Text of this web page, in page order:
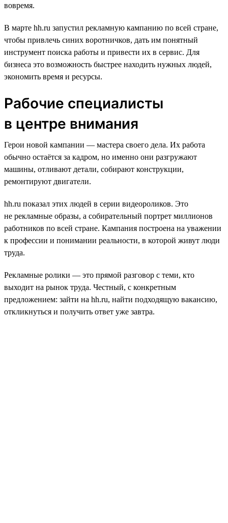
вовремя.
В марте hh.ru запустил рекламную кампанию по всей стране,
чтобы привлечь синих воротничков, дать им понятный
инструмент поиска работы и привести их в сервис. Для
бизнеса это возможность быстрее находить нужных людей,
экономить время и ресурсы.
Рабочие специалисты
в центре внимания
Герои новой кампании — мастера своего дела. Их работа
обычно остаётся за кадром, но именно они разгружают
машины, отливают детали, собирают конструкции,
ремонтируют двигатели.
hh.ru показал этих людей в серии видеороликов. Это
не рекламные образы, а собирательный портрет миллионов
работников по всей стране. Кампания построена на уважении
к профессии и понимании реальности, в которой живут люди
труда.
Рекламные ролики — это прямой разговор с теми, кто
выходит на рынок труда. Честный, с конкретным
предложением: зайти на hh.ru, найти подходящую вакансию,
откликнуться и получить ответ уже завтра.